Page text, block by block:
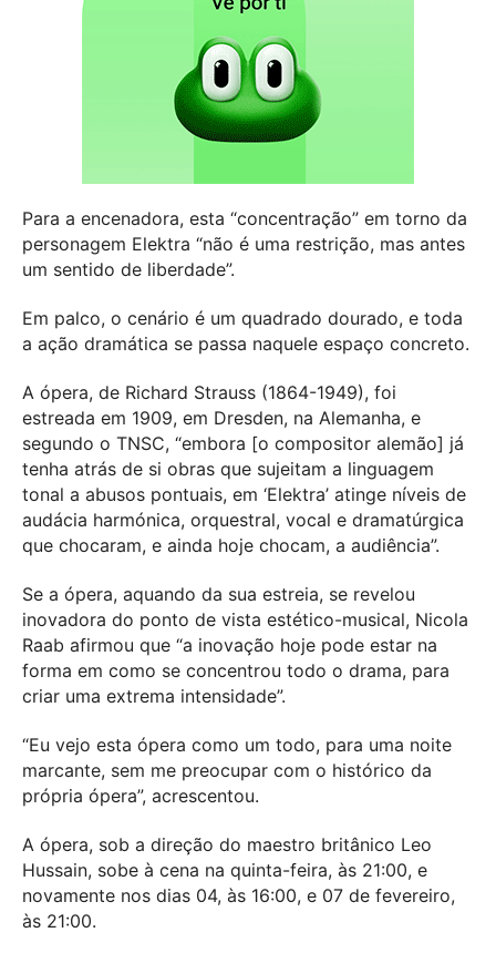
Para a encenadora, esta “concentração” em torno da
personagem Elektra “não é uma restrição, mas antes
um sentido de liberdade”.
Em palco, o cenário é um quadrado dourado, e toda
a ação dramática se passa naquele espaço concreto.
A ópera, de Richard Strauss (1864-1949), foi
estreada em 1909, em Dresden, na Alemanha, e
segundo o TNSC, “embora [o compositor alemão] já
tenha atrás de si obras que sujeitam a linguagem
tonal a abusos pontuais, em ‘Elektra’ atinge níveis de
audácia harmónica, orquestral, vocal e dramatúrgica
que chocaram, e ainda hoje chocam, a audiência”.
Se a ópera, aquando da sua estreia, se revelou
inovadora do ponto de vista estético-musical, Nicola
Raab afirmou que “a inovação hoje pode estar na
forma em como se concentrou todo o drama, para
criar uma extrema intensidade”.
“Eu vejo esta ópera como um todo, para uma noite
marcante, sem me preocupar com o histórico da
própria ópera”, acrescentou.
A ópera, sob a direção do maestro britânico Leo
Hussain, sobe à cena na quinta-feira, às 21:00, e
novamente nos dias 04, às 16:00, e 07 de fevereiro,
às 21:00.